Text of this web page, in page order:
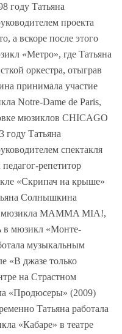
году Татьяна
проекта
а вскоре после этого
«Метро», где Татьяна
оркестра, отыграв
принимала участие
Notre-Dame de Paris,
мюзиклов CHICAGO
году Татьяна
спектакля
репетитор
«Скрипач на крыше»
Солнышкина
мюзикла MAMMA MIA!,
в мюзикл «Монте-
музыкальным
«В джазе только
на Страстном
«Продюсеры» (2009)
Татьяна работала
«Кабаре» в театре